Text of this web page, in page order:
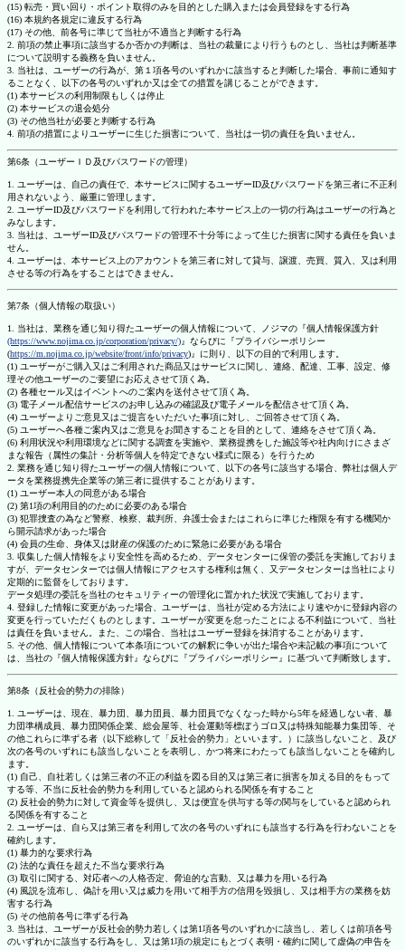
(15) 転売・買い回り・ポイント取得のみを目的とした購入または会員登録をする行為
(16) 本規約各規定に違反する行為
(17) その他、前各号に準じて当社が不適当と判断する行為
2. 前項の禁止事項に該当するか否かの判断は、当社の裁量により行うものとし、当社は判断基準
について説明する義務を負いません。
3. 当社は、ユーザーの行為が、第１項各号のいずれかに該当すると判断した場合、事前に通知す
ることなく、以下の各号のいずれか又は全ての措置を講じることができます。
(1) 本サービスの利用制限もしくは停止
(2) 本サービスの退会処分
(3) その他当社が必要と判断する行為
4. 前項の措置によりユーザーに生じた損害について、当社は一切の責任を負いません。
第6条（ユーザーＩＤ及びパスワードの管理）
1. ユーザーは、自己の責任で、本サービスに関するユーザーID及びパスワードを第三者に不正利
用されないよう、厳重に管理します。
2. ユーザーID及びパスワードを利用して行われた本サービス上の一切の行為はユーザーの行為と
みなします。
3. 当社は、ユーザーID及びパスワードの管理不十分等によって生じた損害に関する責任を負いま
せん。
4. ユーザーは、本サービス上のアカウントを第三者に対して貸与、譲渡、売買、質入、又は利用
させる等の行為をすることはできません。
第7条（個人情報の取扱い）
1. 当社は、業務を通じ知り得たユーザーの個人情報について、ノジマの『個人情報保護方針
(https://www.nojima.co.jp/corporation/privacy/)』ならびに『プライバシーポリシー
(https://m.nojima.co.jp/website/front/info/privacy)』に則り、以下の目的で利用します。
(1) ユーザーがご購入又はご利用された商品又はサービスに関し、連絡、配達、工事、設定、修
理その他ユーザーのご要望にお応えさせて頂く為。
(2) 各種セール又はイベントへのご案内を送付させて頂く為。
(3) 電子メール配信サービスのお申し込みの確認及び電子メールを配信させて頂く為。
(4) ユーザーよりご意見又はご提言をいただいた事項に対し、ご回答させて頂く為。
(5) ユーザーへ各種ご案内又はご意見をお聞きすることを目的として、連絡をさせて頂く為。
(6) 利用状況や利用環境などに関する調査を実施や、業務提携をした施設等や社内向けにさまざ
まな報告（属性の集計・分析等個人を特定できない様式に限る）を行うため
2. 業務を通じ知り得たユーザーの個人情報について、以下の各号に該当する場合、弊社は個人デ
ータを業務提携先企業等の第三者に提供することがあります。
(1) ユーザー本人の同意がある場合
(2) 第1項の利用目的のために必要のある場合
(3) 犯罪捜査の為など警察、検察、裁判所、弁護士会またはこれらに準じた権限を有する機関か
ら開示請求があった場合
(4) 会員の生命、身体又は財産の保護のために緊急に必要がある場合
3. 収集した個人情報をより安全性を高めるため、データセンターに保管の委託を実施しておりま
すが、データセンターでは個人情報にアクセスする権利は無く、又データセンターは当社により
定期的に監督をしております。
データ処理の委託を当社のセキュリティーの管理化に置かれた状況で実施しております。
4. 登録した情報に変更があった場合、ユーザーは、当社が定める方法により速やかに登録内容の
変更を行っていただくものとします。ユーザーが変更を怠ったことによる不利益について、当社
は責任を負いません。また、この場合、当社はユーザー登録を抹消することがあります。
5. その他、個人情報について本条項についての解釈に争いが出た場合や未記載の事項について
は、当社の『個人情報保護方針』ならびに『プライバシーポリシー』に基づいて判断致します。
第8条（反社会的勢力の排除）
1. ユーザーは、現在、暴力団、暴力団員、暴力団員でなくなった時から5年を経過しない者、暴
力団準構成員、暴力団関係企業、総会屋等、社会運動等標ぼうゴロ又は特殊知能暴力集団等、そ
の他これらに準ずる者（以下総称して「反社会的勢力」といいます。）に該当しないこと、及び
次の各号のいずれにも該当しないことを表明し、かつ将来にわたっても該当しないことを確約し
ます。
(1) 自己、自社若しくは第三者の不正の利益を図る目的又は第三者に損害を加える目的をもって
する等、不当に反社会的勢力を利用していると認められる関係を有すること
(2) 反社会的勢力に対して資金等を提供し、又は便宜を供与する等の関与をしていると認められ
る関係を有すること
2. ユーザーは、自ら又は第三者を利用して次の各号のいずれにも該当する行為を行わないことを
確約します。
(1) 暴力的な要求行為
(2) 法的な責任を超えた不当な要求行為
(3) 取引に関する、対応者への人格否定、脅迫的な言動、又は暴力を用いる行為
(4) 風説を流布し、偽計を用い又は威力を用いて相手方の信用を毀損し、又は相手方の業務を妨
害する行為
(5) その他前各号に準ずる行為
3. 当社は、ユーザーが反社会的勢力若しくは第1項各号のいずれかに該当し、若しくは前項各号
のいずれかに該当する行為をし、又は第1項の規定にもとづく表明・確約に関して虚偽の申告を